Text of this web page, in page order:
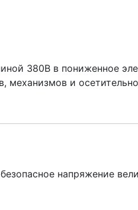
380В в пониженное
механизмов и
напряжение